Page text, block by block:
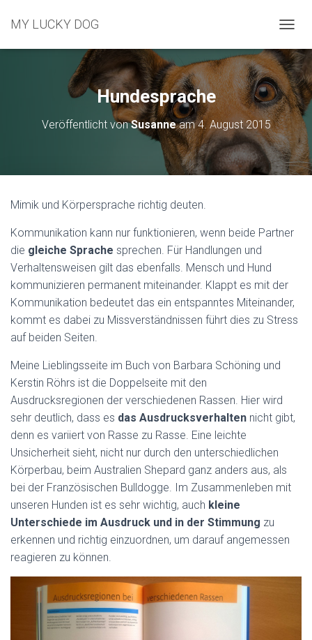
MY LUCKY DOG
A
V
I
G
A
T
I
O
N
U
A
N
Hundesprache
Veröffentlicht vonSusanneam4. August 2015
Mimik und Körpersprache richtig deuten.
Kommunikation kann nur funktionieren, wenn beide Partner
die gleiche Sprache sprechen. Für Handlungen und
Verhaltensweisen gilt das ebenfalls. Mensch und Hund
kommunizieren permanent miteinander. Klappt es mit der
Kommunikation bedeutet das ein entspanntes Miteinander,
kommt es dabei zu Missverständnissen führt dies zu Stress
auf beiden Seiten.
Meine Lieblingsseite im Buch von Barbara Schöning und
Kerstin Röhrs ist die Doppelseite mit den
Ausdrucksregionen der verschiedenen Rassen. Hier wird
sehr deutlich, dass es das Ausdrucksverhalten nicht gibt,
denn es variiert von Rasse zu Rasse. Eine leichte
Unsicherheit sieht, nicht nur durch den unterschiedlichen
Körperbau, beim Australien Shepard ganz anders aus, als
bei der Französischen Bulldogge. Im Zusammenleben mit
unseren Hunden ist es sehr wichtig, auch kleine
Unterschiede im Ausdruck und in der Stimmung zu
erkennen und richtig einzuordnen, um darauf angemessen
reagieren zu können.